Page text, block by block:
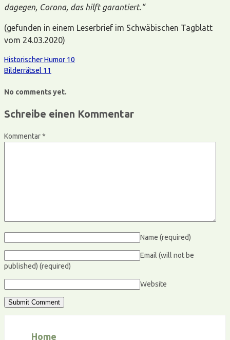
dagegen, Corona, das hilft garantiert.“
(gefunden in einem Leserbrief im Schwäbischen Tagblatt
vom 24.03.2020)
Historischer Humor 10
Bilderrätsel 11
No comments yet.
Schreibe einen Kommentar
Kommentar*
Name (required)
Email (will not be
published) (required)
Website
Home